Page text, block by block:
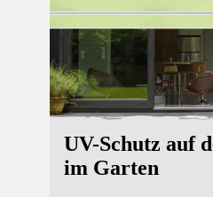
UV-Schutz auf
im Garten